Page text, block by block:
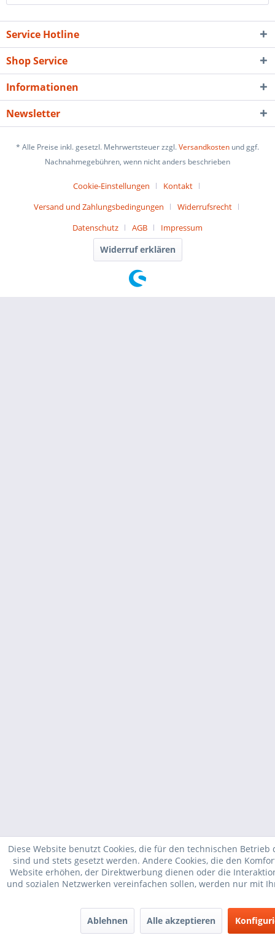
Service Hotline
Shop Service
Informationen
Newsletter
* Alle Preise inkl. gesetzl. Mehrwertsteuer zzgl.Versandkosten und ggf.
Nachnahmegebühren, wenn nicht anders beschrieben
Cookie-Einstellungen
Kontakt
Versand und Zahlungsbedingungen
Widerrufsrecht
Datenschutz
AGB Impressum
Widerruf erklären
Diese Website benutzt Cookies, die für den technischen
sind und stets gesetzt werden. Andere Cookies, die den
Website erhöhen, der Direktwerbung dienen oder die
und sozialen Netzwerken vereinfachen sollen, werden nur mit
Ablehnen Alle akzeptieren